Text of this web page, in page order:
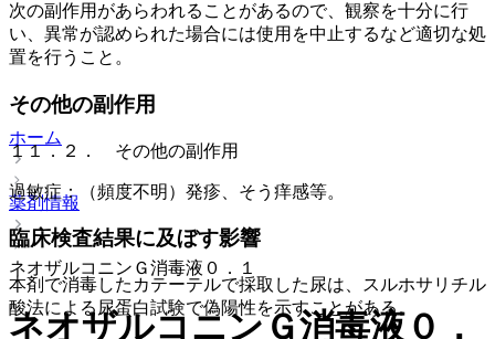
次の副作用があらわれることがあるので、観察を十分に行
い、異常が認められた場合には使用を中止するなど適切な処
置を行うこと。
その他の副作用
１１．２． その他の副作用
過敏症：（頻度不明）発疹、そう痒感等。
臨床検査結果に及ぼす影響
本剤で消毒したカテーテルで採取した尿は、スルホサリチル
酸法による尿蛋白試験で偽陽性を示すことがある。
ホーム
薬剤情報
ネオザルコニンＧ消毒液０．１
ネオザルコニンＧ消毒液０．